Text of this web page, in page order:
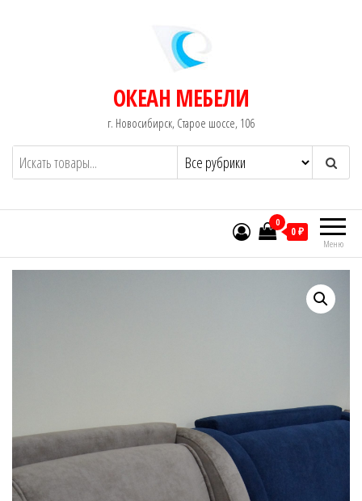
ОКЕАН МЕБЕЛИ
г. Новосибирск, Старое шоссе, 106
Меню
0
0 ₽